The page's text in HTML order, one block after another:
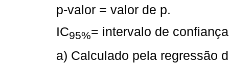
p-valor = valor de p.
IC95%= intervalo de
a) Calculado pela regressão